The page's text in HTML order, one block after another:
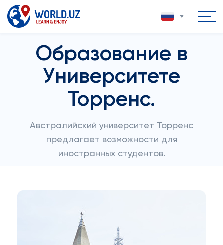
Образование в
Университете
Торренс.
Австралийский университет Торренс
предлагает возможности для
иностранных студентов.